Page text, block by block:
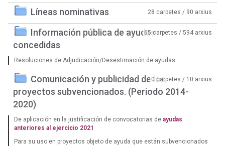
Líneas nominativas 28 carpetes / 90 arxius
Información pública de ayudas
concedidas
65 carpetes / 594 arxius
Resoluciones de Adjudicación/Desestimación de ayudas.
Comunicación y publicidad de los
proyectos subvencionados. (Periodo 2014-
2020)
0 carpetes / 10 arxius
De aplicación en la justificación de convocatorias de ayudas
anteriores al ejercicio 2021
Para su uso en proyectos objeto de ayuda que están subvencionados